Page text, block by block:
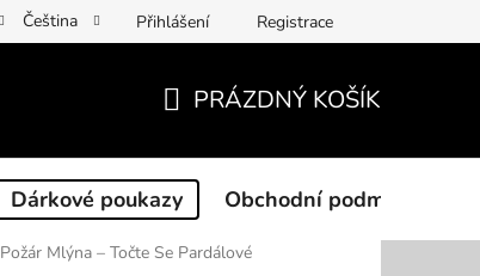
Čeština Přihlášení Registrace
KOŠÍK
PRÁZDNÝ KOŠÍK
Dárkové poukazy Obchodní podmínky
Požár Mlýna – Točte Se Pardálové